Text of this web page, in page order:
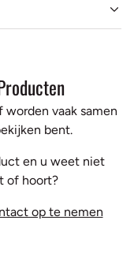
vaak samen
bent.
en u weet niet
of hoort?
op te nemen